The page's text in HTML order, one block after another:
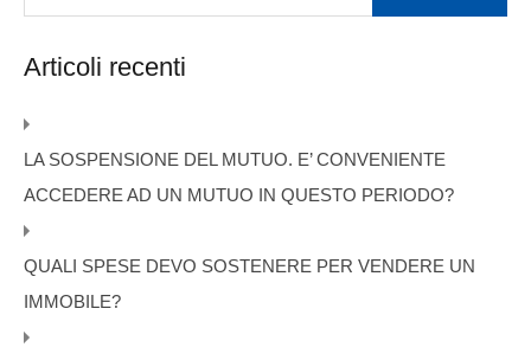
Articoli recenti
LA SOSPENSIONE DEL MUTUO. E’ CONVENIENTE
ACCEDERE AD UN MUTUO IN QUESTO PERIODO?
QUALI SPESE DEVO SOSTENERE PER VENDERE UN
IMMOBILE?